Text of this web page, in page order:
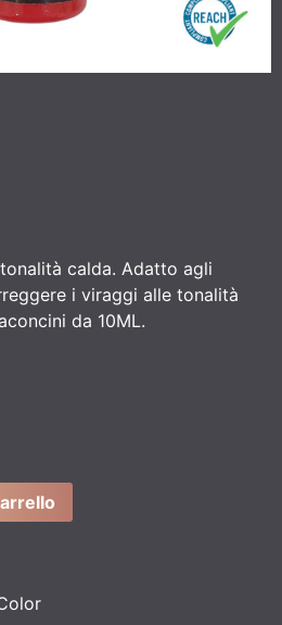
calda. Adatto agli
i viraggi alle tonalità
da 10ML.